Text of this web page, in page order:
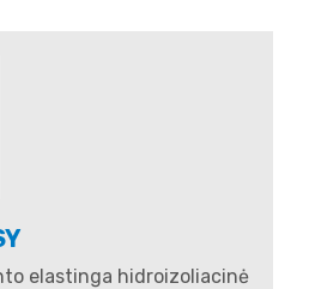
elastinga hidroizoliacinė